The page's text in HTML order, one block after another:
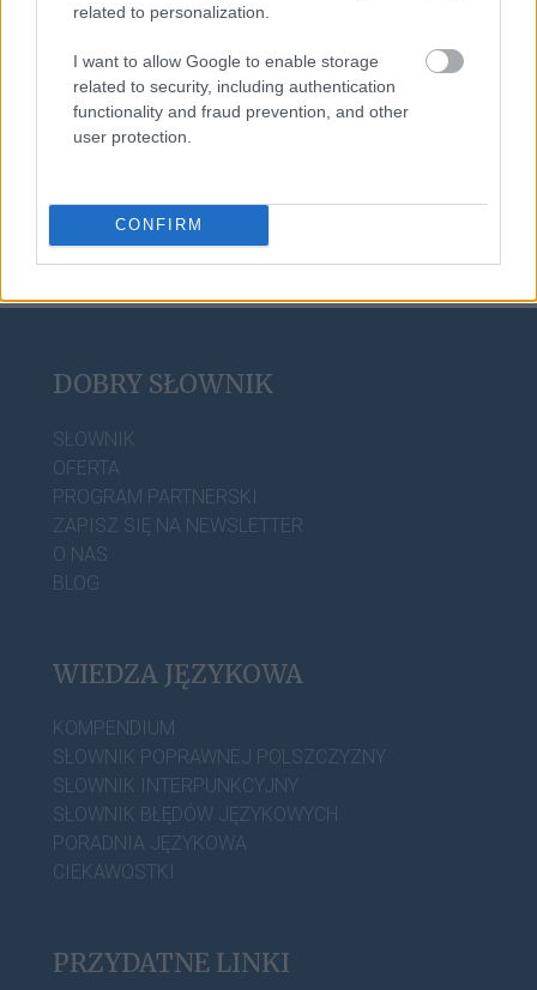
related to personalization.
I want to allow Google to enable storage
related to security, including authentication
functionality and fraud prevention, and other
user protection.
CONFIRM
rock and roll
DOBRY SŁOWNIK
SŁOWNIK
OFERTA
PROGRAM PARTNERSKI
ZAPISZ SIĘ NA NEWSLETTER
O NAS
BLOG
WIEDZA JĘZYKOWA
KOMPENDIUM
SŁOWNIK POPRAWNEJ POLSZCZYZNY
SŁOWNIK INTERPUNKCYJNY
SŁOWNIK BŁĘDÓW JĘZYKOWYCH
PORADNIA JĘZYKOWA
CIEKAWOSTKI
PRZYDATNE LINKI